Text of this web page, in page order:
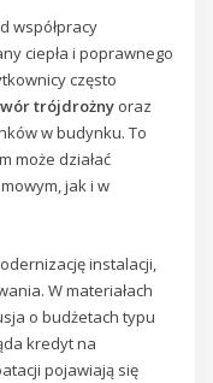
współpracy
ciepła i poprawnego
często
trójdrożny oraz
w budynku. To
może działać
jak i w
instalacji,
W materiałach
o budżetach typu
kredyt na
pojawiają się